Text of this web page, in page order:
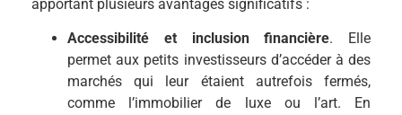
apportant plusieurs avantages significatifs :
Accessibilité et inclusion financière. Elle
permet aux petits investisseurs d’accéder à des
marchés qui leur étaient autrefois fermés,
comme l’immobilier de luxe ou l’art. En